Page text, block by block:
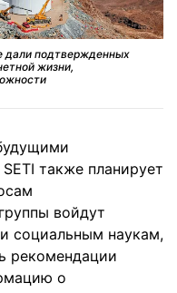
дали подтвержденных
жизни,
также планирует
войдут
социальным наукам,
рекомендации
о